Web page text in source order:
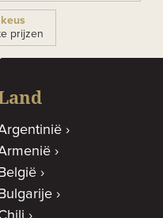
prijzen
België
Bulgarije